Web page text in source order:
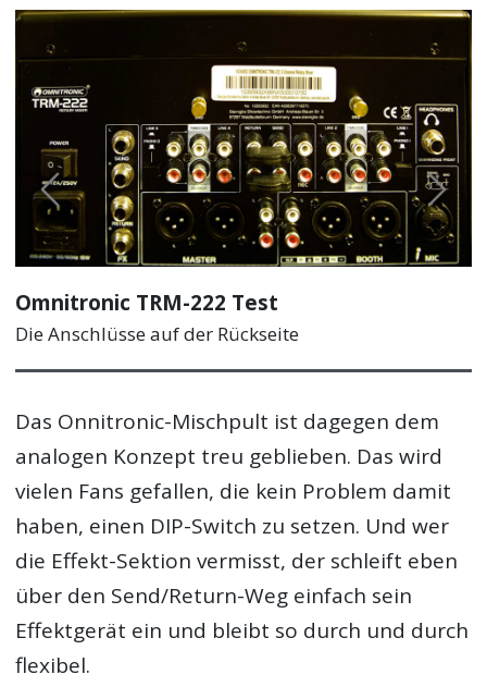
Omnitronic TRM-222 Test
Die Anschlüsse auf der Rückseite
Previous Next
Das Onnitronic-Mischpult ist dagegen dem
analogen Konzept treu geblieben. Das wird
vielen Fans gefallen, die kein Problem damit
haben, einen DIP-Switch zu setzen. Und wer
die Effekt-Sektion vermisst, der schleift eben
über den Send/Return-Weg einfach sein
Effektgerät ein und bleibt so durch und durch
flexibel.